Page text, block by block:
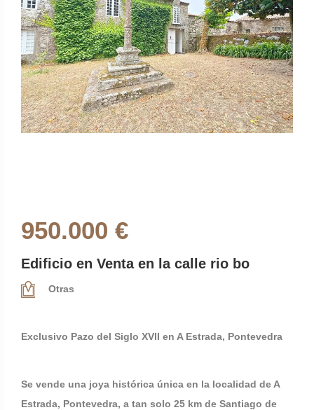
950.000 €
Edificio en Venta en la calle rio bo
Otras
Exclusivo Pazo del Siglo XVII en A Estrada, Pontevedra
Se vende una joya histórica única en la localidad de A
Estrada, Pontevedra, a tan solo 25 km de Santiago de